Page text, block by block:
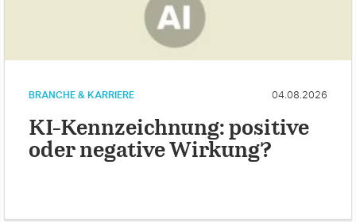
BRANCHE & KARRIERE 04.08.2026
KI-Kennzeichnung: positive
oder negative Wirkung?